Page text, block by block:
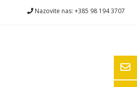
Nazovite nas: +385 98 194 3707